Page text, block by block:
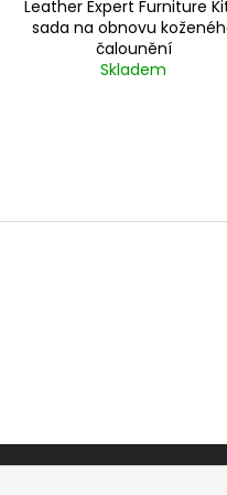
Leather Expert Furniture
sada na obnovu
čalounění
Skladem